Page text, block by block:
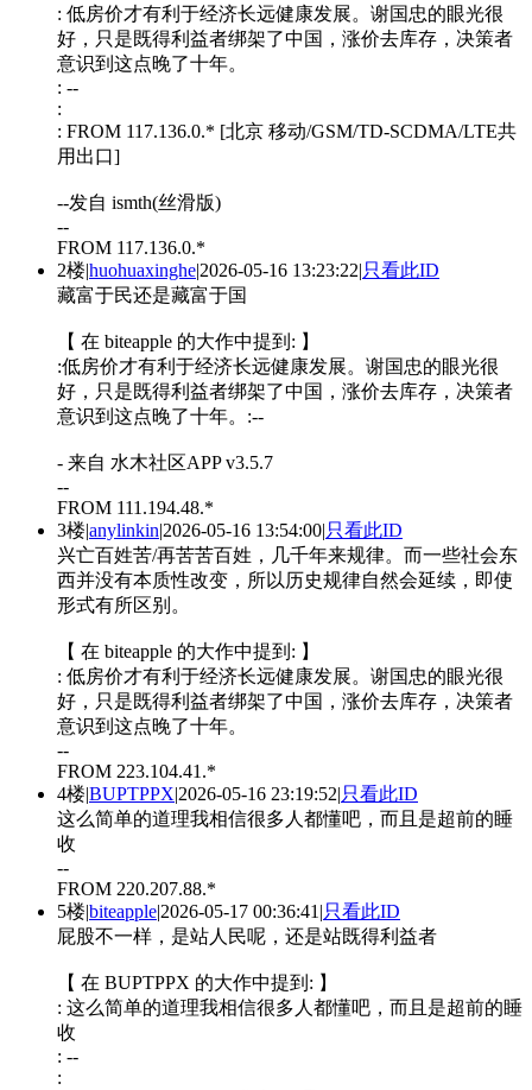
: 低房价才有利于经济长远健康发展。谢国忠的眼光很
好，只是既得利益者绑架了中国，涨价去库存，决策者
意识到这点晚了十年。
: --
:
: FROM 117.136.0.* [北京 移动/GSM/TD-SCDMA/LTE共
用出口]
--发自 ismth(丝滑版)
--
FROM 117.136.0.*
2楼|huohuaxinghe|2026-05-16 13:23:22|只看此ID
藏富于民还是藏富于国
【 在 biteapple 的大作中提到: 】
:低房价才有利于经济长远健康发展。谢国忠的眼光很
好，只是既得利益者绑架了中国，涨价去库存，决策者
意识到这点晚了十年。:--
- 来自 水木社区APP v3.5.7
--
FROM 111.194.48.*
3楼|anylinkin|2026-05-16 13:54:00|只看此ID
兴亡百姓苦/再苦苦百姓，几千年来规律。而一些社会东
西并没有本质性改变，所以历史规律自然会延续，即使
形式有所区别。
【 在 biteapple 的大作中提到: 】
: 低房价才有利于经济长远健康发展。谢国忠的眼光很
好，只是既得利益者绑架了中国，涨价去库存，决策者
意识到这点晚了十年。
--
FROM 223.104.41.*
4楼|BUPTPPX|2026-05-16 23:19:52|只看此ID
这么简单的道理我相信很多人都懂吧，而且是超前的睡
收
--
FROM 220.207.88.*
5楼|biteapple|2026-05-17 00:36:41 |只看此ID
屁股不一样，是站人民呢，还是站既得利益者
【 在 BUPTPPX 的大作中提到: 】
: 这么简单的道理我相信很多人都懂吧，而且是超前的睡
收
: --
: